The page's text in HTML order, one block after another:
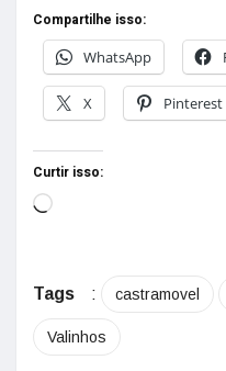
Compartilhe isso:
WhatsApp
X Pinterest
Curtir isso:
Tags : castramovel
Valinhos